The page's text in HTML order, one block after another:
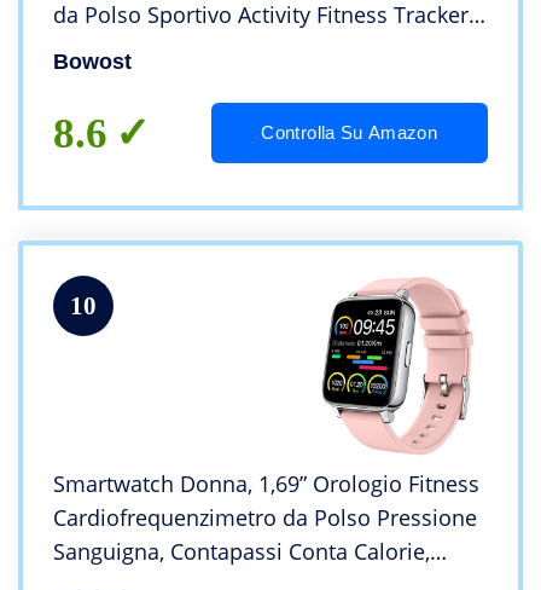
da Polso Sportivo Activity Fitness Tracker
Contapassi Cronometro Impermeabil IP68,
Bowost
8.6 Controlla Su Amazon
10
Smartwatch Donna, 1,69” Orologio Fitness
Cardiofrequenzimetro da Polso Pressione
Sanguigna, Contapassi Conta Calorie,